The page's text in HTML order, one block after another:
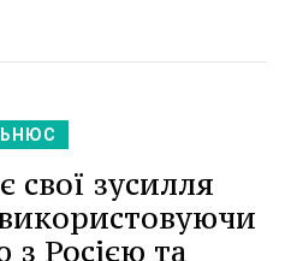
свої зусилля
з Росією та